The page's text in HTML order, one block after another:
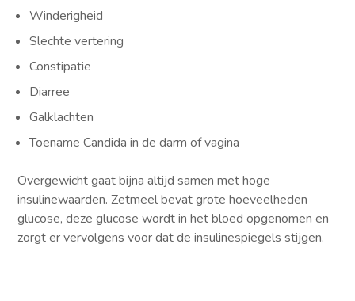
Winderigheid
Slechte vertering
Constipatie
Diarree
Galklachten
Toename Candida in de darm of vagina
Overgewicht gaat bijna altijd samen met hoge
insulinewaarden. Zetmeel bevat grote hoeveelheden
glucose, deze glucose wordt in het bloed opgenomen en
zorgt er vervolgens voor dat de insulinespiegels stijgen.